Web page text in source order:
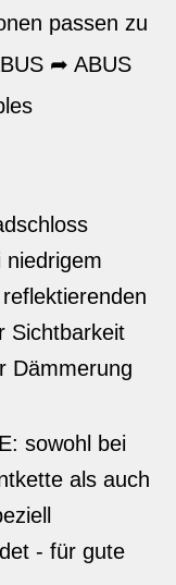
passen zu
➦ ABUS
Sichtbarkeit
Dämmerung
sowohl bei
als auch
- für gute